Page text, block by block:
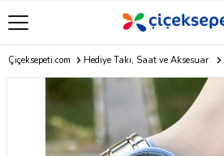
Çiçeksepeti.com Hediye Takı, Saat ve Aksesuar